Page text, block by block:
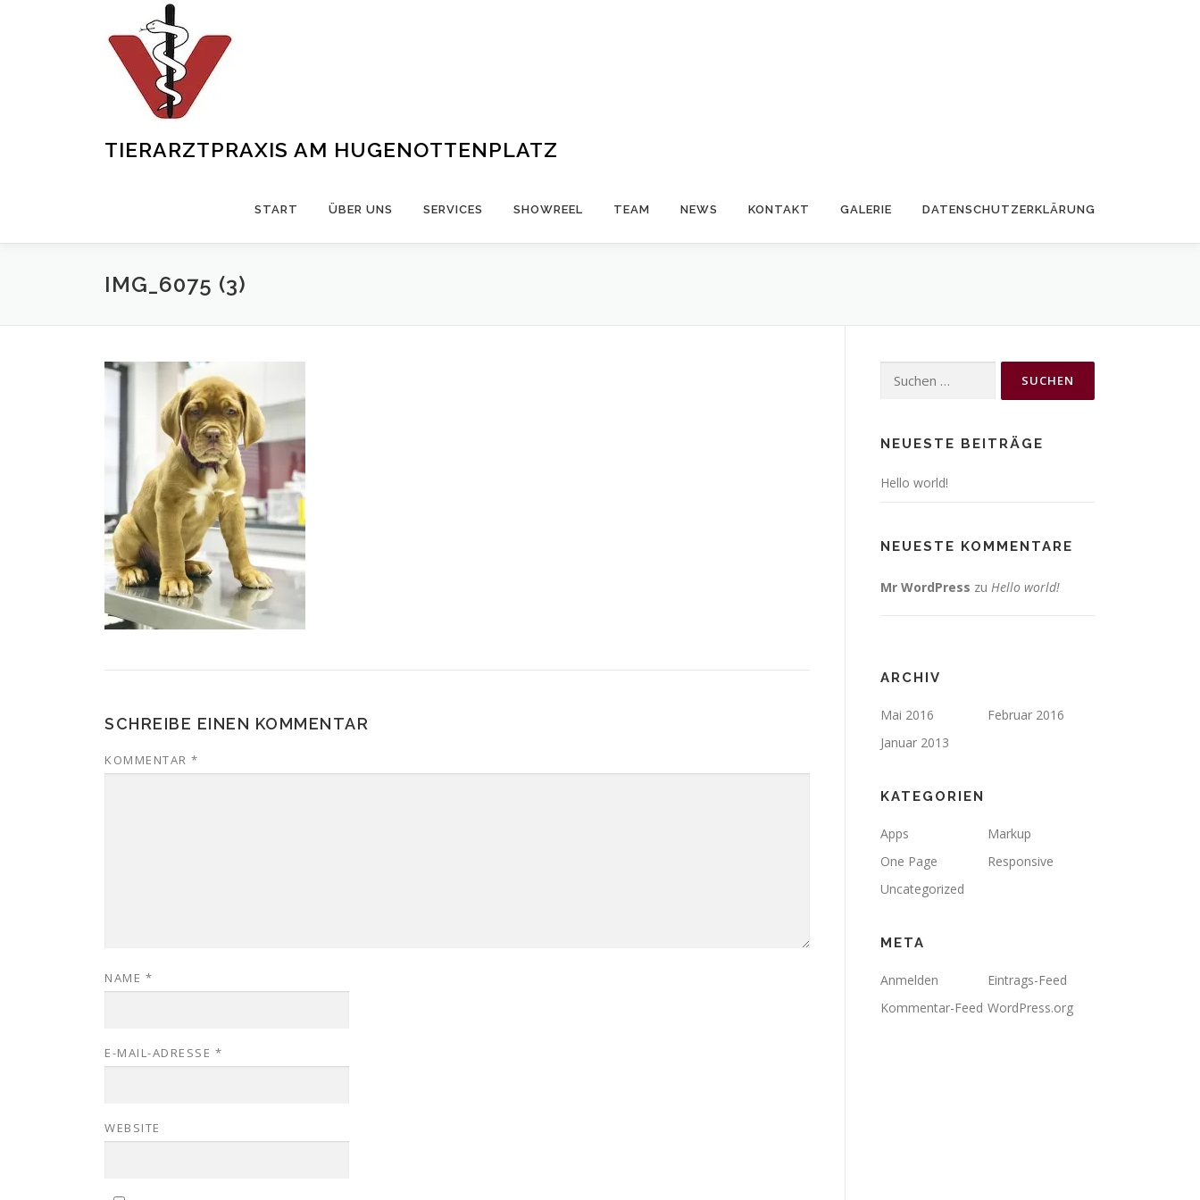
TIERARZTPRAXIS AM HUGENOTTENPLATZ
START ÜBER UNS SERVICES SHOWREEL TEAM NEWS KONTAKT GALERIE DATENSCHUTZERKLÄRUNG
IMG_6075 (3)
SCHREIBE EINEN KOMMENTAR
KOMMENTAR *
NAME *
E-MAIL-ADRESSE *
WEBSITE
nach:
NEUESTE BEITRÄGE
Hello world!
NEUESTE KOMMENTARE
Mr WordPress zu Hello world!
ARCHIV
Mai 2016
Februar 2016
Januar 2013
KATEGORIEN
Apps
Markup
One Page
Responsive
Uncategorized
META
Anmelden
Eintrags-Feed
Kommentar-Feed WordPress.org